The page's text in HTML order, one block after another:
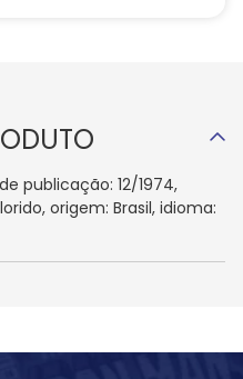
publicação: 12/1974,
origem: Brasil, idioma: